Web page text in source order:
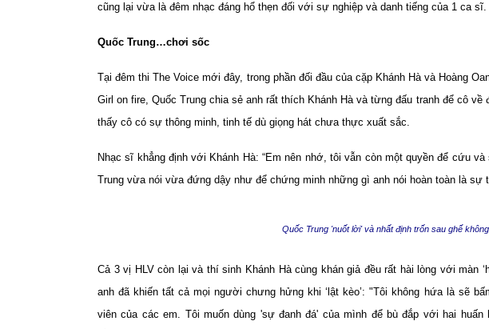
cũng lại vừa là đêm nhạc đáng hổ thẹn đối với sự nghiệp và danh tiếng của 1 ca sĩ.
Quốc Trung…chơi sốc
Tại đêm thi The Voice mới đây, trong phần đối đầu của cặp Khánh Hà và Hoàng
Girl on fire, Quốc Trung chia sẻ anh rất thích Khánh Hà và từng đấu tranh để cô
thấy cô có sự thông minh, tinh tế dù giọng hát chưa thực xuất sắc.
Nhạc sĩ khẳng định với Khánh Hà: “Em nên nhớ, tôi vẫn còn một quyền để cứu
Trung vừa nói vừa đứng dậy như để chứng minh những gì anh nói hoàn toàn là sự
Quốc Trung 'nuốt lời' và nhất định trốn sau ghế không
Cả 3 vị HLV còn lại và thí sinh Khánh Hà cùng khán giả đều rất hài lòng với màn
anh đã khiến tất cả mọi người chưng hửng khi ‘lật kèo’: "Tôi không hứa là sẽ
viên của các em. Tôi muốn dùng 'sự đanh đá' của mình để bù đắp với hai